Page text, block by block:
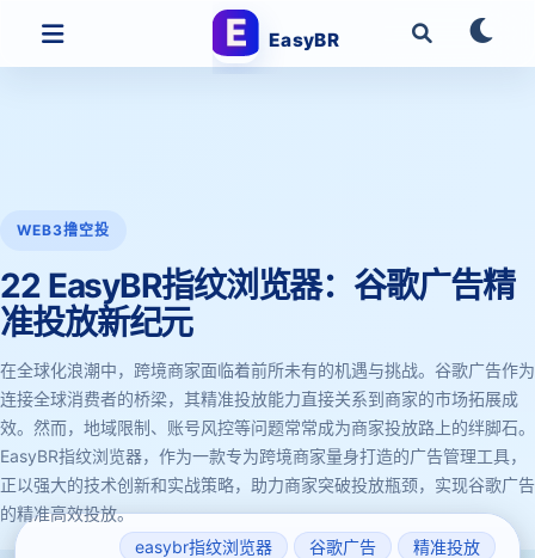
EasyBR
WEB3撸空投
22 EasyBR指纹浏览器：谷歌广告精
准投放新纪元
在全球化浪潮中，跨境商家面临着前所未有的机遇与挑战。谷歌广告作为
连接全球消费者的桥梁，其精准投放能力直接关系到商家的市场拓展成
效。然而，地域限制、账号风控等问题常常成为商家投放路上的绊脚石。
EasyBR指纹浏览器，作为一款专为跨境商家量身打造的广告管理工具，
正以强大的技术创新和实战策略，助力商家突破投放瓶颈，实现谷歌广告
的精准高效投放。
easybr指纹浏览器
谷歌广告
精准投放